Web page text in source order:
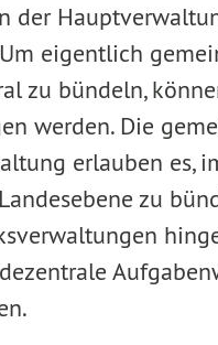
der
eigentlich
zu bündeln,
werden. Die
erlauben es,
zu